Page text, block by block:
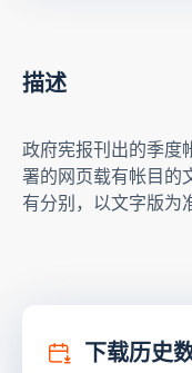
描述
政府宪报刊出的季度
署的网页载有帐目的
有分别，以文字版为
下载历史